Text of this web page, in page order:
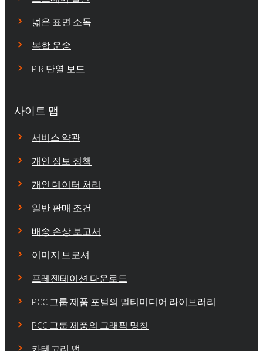
넓은 표면 소독
복합 운송
PIR 단열 보드
사이트 맵
서비스 약관
개인 정보 정책
개인 데이터 처리
일반 판매 조건
배송 손상 보고서
이미지 브로셔
프레젠테이션 다운로드
PCC 그룹 제품 포털의 멀티미디어 라이브러리
PCC 그룹 제품의 그래픽 명칭